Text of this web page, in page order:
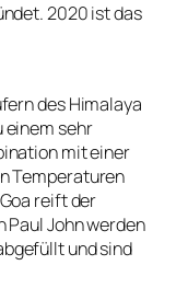
2020 ist das
des Himalaya
einem sehr
mit einer
Temperaturen
reift der
Paul John werden
und sind